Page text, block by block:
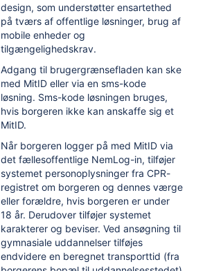
design, som understøtter ensartethed
på tværs af offentlige løsninger, brug af
mobile enheder og
tilgængelighedskrav.
Adgang til brugergrænsefladen kan ske
med MitID eller via en sms-kode
løsning. Sms-kode løsningen bruges,
hvis borgeren ikke kan anskaffe sig et
MitID.
Når borgeren logger på med MitID via
det fællesoffentlige NemLog-in, tilføjer
systemet personoplysninger fra CPR-
registret om borgeren og dennes værge
eller forældre, hvis borgeren er under
18 år. Derudover tilføjer systemet
karakterer og beviser. Ved ansøgning til
gymnasiale uddannelser tilføjes
endvidere en beregnet transporttid (fra